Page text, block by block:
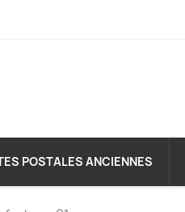
POSTALES ANCIENNES